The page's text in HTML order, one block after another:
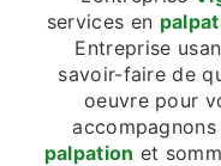
services en
Entreprise
savoir-faire de
oeuvre pour
palpation et